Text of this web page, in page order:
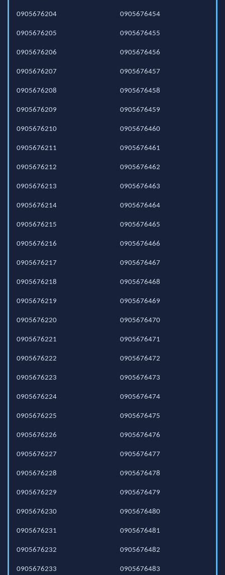
0905676204
0905676205
0905676206
0905676207
0905676208
0905676209
0905676210
0905676211
0905676212
0905676213
0905676214
0905676215
0905676216
0905676217
0905676218
0905676219
0905676220
0905676221
0905676222
0905676223
0905676224
0905676225
0905676226
0905676227
0905676228
0905676229
0905676230
0905676231
0905676232
0905676233
0905676454
0905676455
0905676456
0905676457
0905676458
0905676459
0905676460
0905676461
0905676462
0905676463
0905676464
0905676465
0905676466
0905676467
0905676468
0905676469
0905676470
0905676471
0905676472
0905676473
0905676474
0905676475
0905676476
0905676477
0905676478
0905676479
0905676480
0905676481
0905676482
0905676483